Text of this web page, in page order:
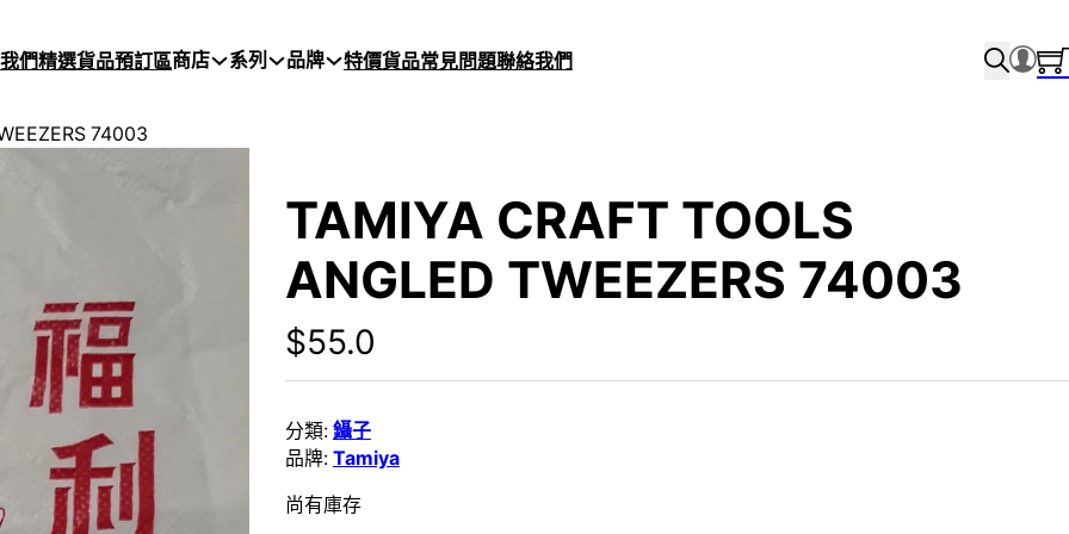
們精選貨品預訂區商店 系列 品牌 特價貨品常見問題聯絡我們
74003
TAMIYA CRAFT TOOLS
ANGLED TWEEZERS 74003
$55.0
分類: 鑷子
品牌: Tamiya
尚有庫存